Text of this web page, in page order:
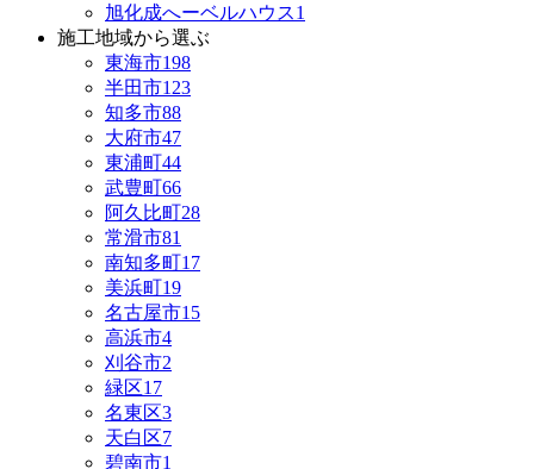
旭化成へーベルハウス1
施工地域から選ぶ
東海市198
半田市123
知多市88
大府市47
東浦町44
武豊町66
阿久比町28
常滑市81
南知多町17
美浜町19
名古屋市15
高浜市4
刈谷市2
緑区17
名東区3
天白区7
碧南市1